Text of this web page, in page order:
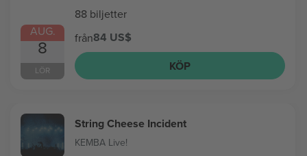
AUG.
8
LÖR
88 biljetter
från84 US$
KÖP
String Cheese Incident
KEMBA Live!